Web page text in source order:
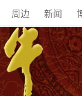
周边 新闻